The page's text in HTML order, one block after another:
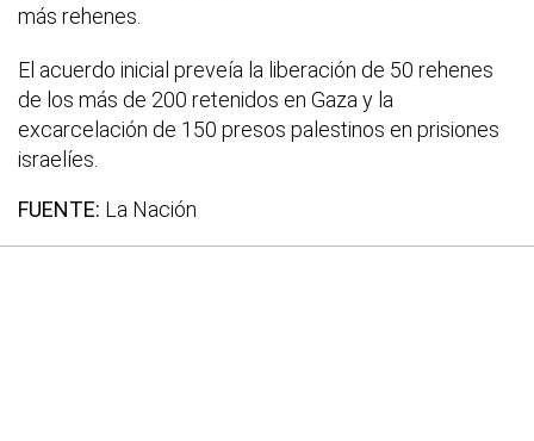
más rehenes.
El acuerdo inicial preveía la liberación de 50 rehenes
de los más de 200 retenidos en Gaza y la
excarcelación de 150 presos palestinos en prisiones
israelíes.
FUENTE: La Nación